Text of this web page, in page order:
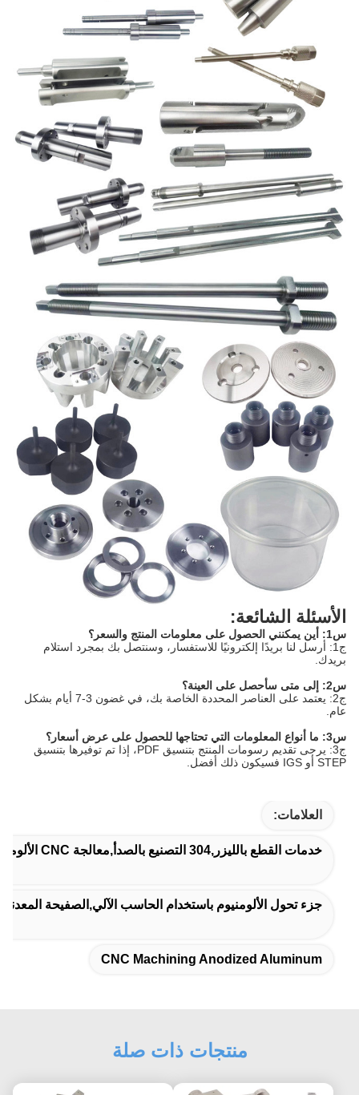
الأسئلة الشائعة:
س1: أين يمكنني الحصول على معلومات المنتج والسعر؟
ج1: أرسل لنا بريدًا إلكترونيًا للاستفسار، وسنتصل بك بمجرد استلام
بريدك.
س2: إلى متى سأحصل على العينة؟
ج2: يعتمد على العناصر المحددة الخاصة بك، في غضون 3-7 أيام بشكل
عام.
س3: ما أنواع المعلومات التي تحتاجها للحصول على عرض أسعار؟
ج3: يرجى تقديم رسومات المنتج بتنسيق PDF، إذا تم توفيرها بتنسيق
STEP أو IGS فسيكون ذلك أفضل.
العلامات:
خدمات القطع بالليزر,304 التصنيع بالصدأ,معالجة CNC الألومنيوم المضغوط
جزء تحول الألومنيوم باستخدام الحاسب الآلي,الصفيحة
CNC Machining Anodized Aluminum
منتجات ذات صلة